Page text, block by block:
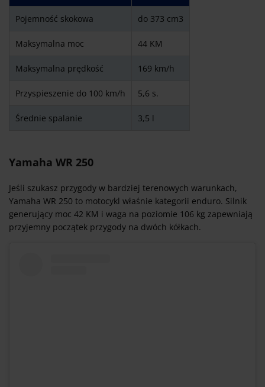
Pojemność skokowa do 373 cm3
Maksymalna moc 44 KM
Maksymalna prędkość 169 km/h
Przyspieszenie do 100 km/h 5,6 s.
Średnie spalanie 3,5 l
Yamaha WR 250
Jeśli szukasz przygody w bardziej terenowych warunkach,
Yamaha WR 250 to motocykl właśnie kategorii enduro. Silnik
generujący moc 42 KM i waga na poziomie 106 kg zapewniają
przyjemny początek przygody na dwóch kółkach.